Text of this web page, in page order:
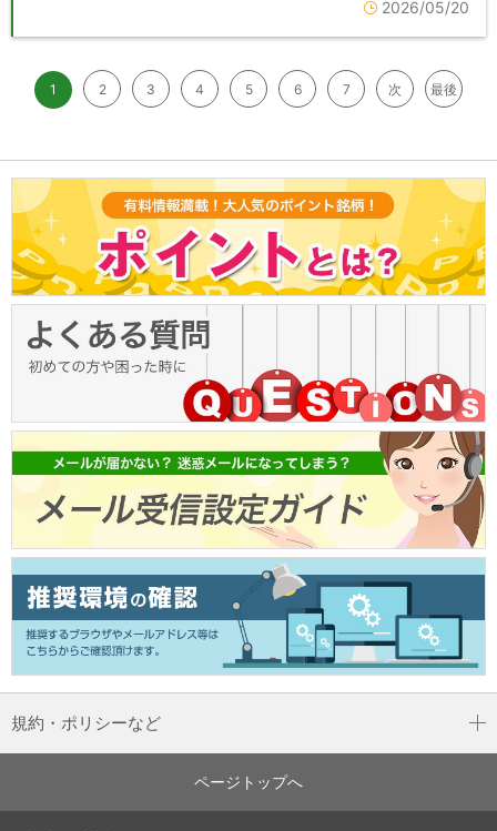
2026/05/20
1 2 3 4 5 6 7 次 最後
規約・ポリシーなど
ページトップへ